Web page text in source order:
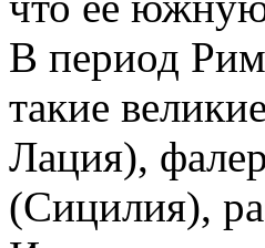
В период
такие
Лация),
(Сицилия),